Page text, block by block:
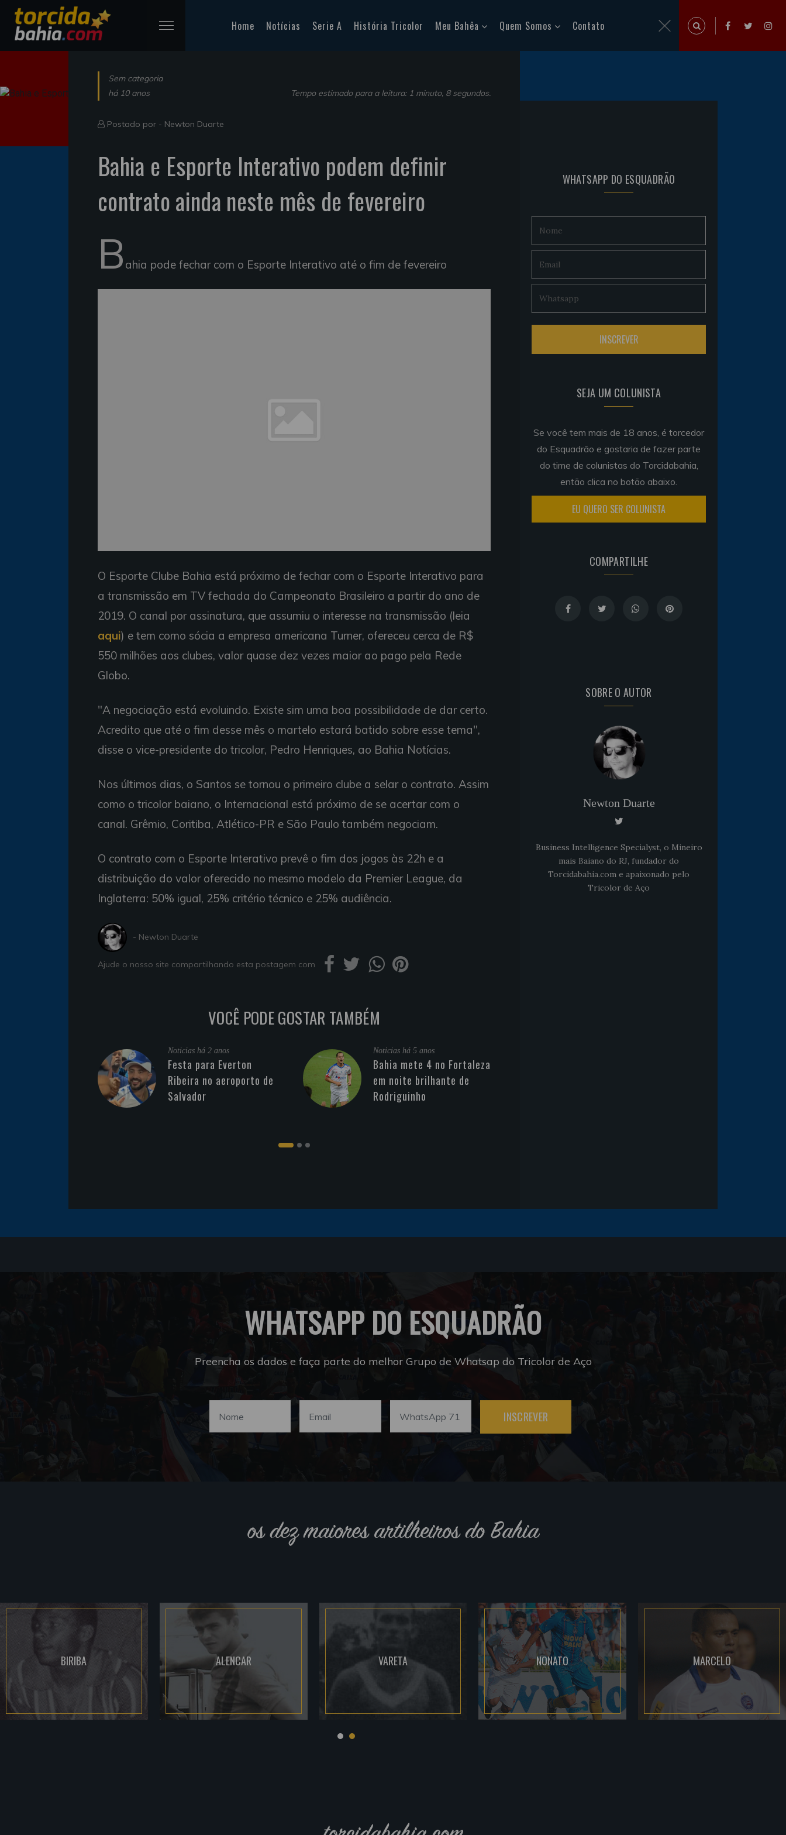
Home Notícias Serie A História Tricolor Meu Bahêa Quem Somos Contato
Sem categoria
há 10 anos
Tempo estimado para a leitura: 1 minuto, 8 segundos.
Postado por - Newton Duarte
Bahia e Esporte Interativo podem definir
contrato ainda neste mês de fevereiro
B ahia pode fechar com o Esporte Interativo até o fim de fevereiro
O Esporte Clube Bahia está próximo de fechar com o Esporte Interativo para
a transmissão em TV fechada do Campeonato Brasileiro a partir do ano de
2019. O canal por assinatura, que assumiu o interesse na transmissão (leia
aqui) e tem como sócia a empresa americana Turner, ofereceu cerca de R$
550 milhões aos clubes, valor quase dez vezes maior ao pago pela Rede
Globo.
"A negociação está evoluindo. Existe sim uma boa possibilidade de dar certo.
Acredito que até o fim desse mês o martelo estará batido sobre esse tema",
disse o vice-presidente do tricolor, Pedro Henriques, ao Bahia Notícias.
Nos últimos dias, o Santos se tornou o primeiro clube a selar o contrato. Assim
como o tricolor baiano, o Internacional está próximo de se acertar com o
canal. Grêmio, Coritiba, Atlético-PR e São Paulo também negociam.
O contrato com o Esporte Interativo prevê o fim dos jogos às 22h e a
distribuição do valor oferecido no mesmo modelo da Premier League, da
Inglaterra: 50% igual, 25% critério técnico e 25% audiência.
- Newton Duarte
Ajude o nosso site compartilhando esta postagem com
VOCÊ PODE GOSTAR TAMBÉM
Noticias há 2 anos
Festa para Everton
Ribeira no aeroporto de
Salvador
Noticias há 5 anos
Bahia mete 4 no Fortaleza
em noite brilhante de
Rodriguinho
WHATSAPP DO ESQUADRÃO
SEJA UM COLUNISTA
Se você tem mais de 18 anos, é torcedor
do Esquadrão e gostaria de fazer parte
do time de colunistas do Torcidabahia,
então clica no botão abaixo.
EU QUERO SER COLUNISTA
COMPARTILHE
SOBRE O AUTOR
Newton Duarte
Business Intelligence Specialyst, o Mineiro
mais Baiano do RJ, fundador do
Torcidabahia.com e apaixonado pelo
Tricolor de Aço
WHATSAPP DO ESQUADRÃO
Preencha os dados e faça parte do melhor Grupo de Whatsap do Tricolor de Aço
INSCREVER
os dez maiores artilheiros do Bahia
BIRIBA ALENCAR VARETA NONATO MARCELO